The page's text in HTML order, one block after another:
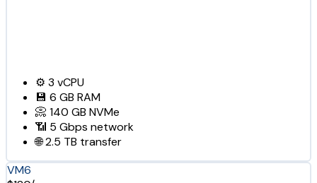
⚙️ 3 vCPU
💾 6 GB RAM
📀 140 GB NVMe
📶 5 Gbps network
🌐2.5 TB transfer
VM6